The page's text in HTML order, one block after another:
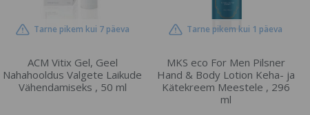
Tarne pikem kui 7 päeva
ACM Vitix Gel, Geel
Nahahooldus Valgete Laikude
Vähendamiseks , 50 ml
Tarne pikem kui 1 päeva
MKS eco For Men Pilsner
Hand & Body Lotion Keha- ja
Kätekreem Meestele , 296
ml